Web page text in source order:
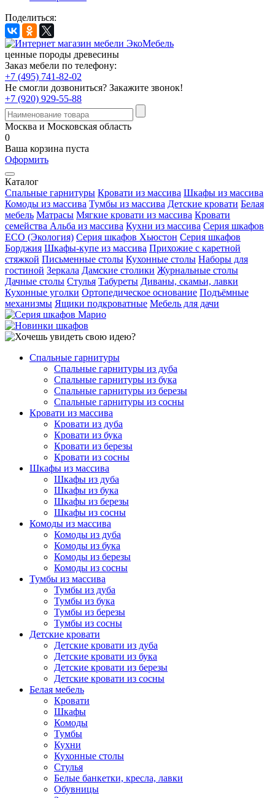
Поделиться:
ценные породы древесины
Заказ мебели по телефону:
+7 (495) 741-82-02
Не смогли дозвониться? Закажите звонок!
+7 (920) 929-55-88
Москва и Московская область
0
Ваша корзина пуста
Оформить
Каталог
Спальные гарнитуры Кровати из массива Шкафы из массива
Комоды из массива Тумбы из массива Детские кровати Белая
мебель Матрасы Мягкие кровати из массива Кровати
семейства Альба из массива Кухни из массива Серия шкафов
ECO (Экология) Серия шкафов Хьюстон Серия шкафов
Борджия Шкафы-купе из массива Прихожие с каретной
стяжкой Письменные столы Кухонные столы Наборы для
гостиной Зеркала Дамские столики Журнальные столы
Дачные столы Стулья Табуреты Диваны, скамьи, лавки
Кухонные уголки Ортопедическое основание Подъёмные
механизмы Ящики подкроватные Мебель для дачи
Спальные гарнитуры
Спальные гарнитуры из дуба
Спальные гарнитуры из бука
Спальные гарнитуры из березы
Спальные гарнитуры из сосны
Кровати из массива
Кровати из дуба
Кровати из бука
Кровати из березы
Кровати из сосны
Шкафы из массива
Шкафы из дуба
Шкафы из бука
Шкафы из березы
Шкафы из сосны
Комоды из массива
Комоды из дуба
Комоды из бука
Комоды из березы
Комоды из сосны
Тумбы из массива
Тумбы из дуба
Тумбы из бука
Тумбы из березы
Тумбы из сосны
Детские кровати
Детские кровати из дуба
Детские кровати из бука
Детские кровати из березы
Детские кровати из сосны
Белая мебель
Кровати
Шкафы
Комоды
Тумбы
Кухни
Кухонные столы
Стулья
Белые банкетки, кресла, лавки
Обувницы